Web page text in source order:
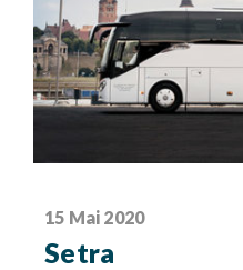
15 Mai 2020
Setra